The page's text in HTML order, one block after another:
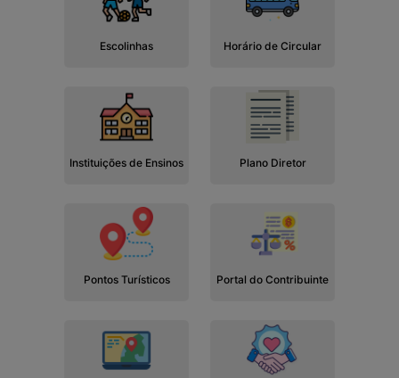
Escolinhas Horário de Circular
Instituições de Ensinos Plano Diretor
Pontos Turísticos Portal do Contribuinte